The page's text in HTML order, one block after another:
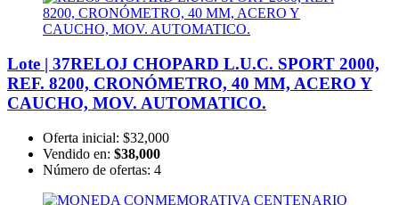
Lote | 37RELOJ CHOPARD L.U.C. SPORT 2000,
REF. 8200, CRONÓMETRO, 40 MM, ACERO Y
CAUCHO, MOV. AUTOMATICO.
Oferta inicial: $32,000
Vendido en: $38,000
Número de ofertas: 4